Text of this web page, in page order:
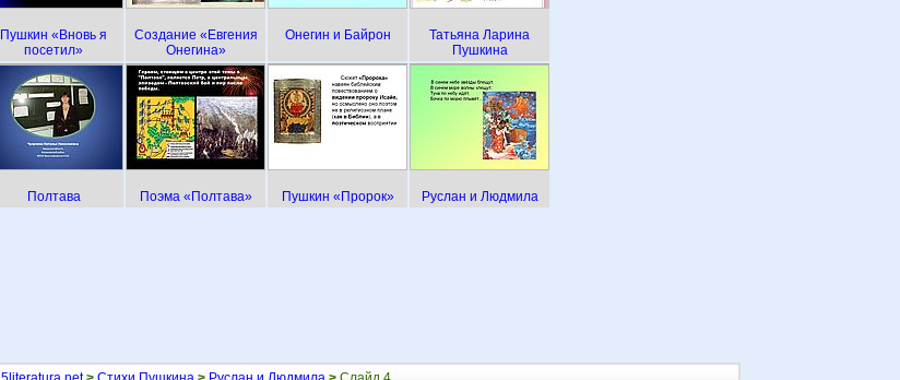
Пушкин «Вновь я
посетил»
Создание «Евгения
Онегина»
Онегин и Байрон
Татьяна Ларина
Пушкина
Полтава Поэма «Полтава» Пушкин «Пророк» Руслан и Людмила